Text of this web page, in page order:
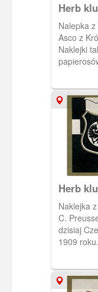
Herb
Nalepka
Asco z
Naklejki
Herb
Naklejka
C.
dzisiaj
1909